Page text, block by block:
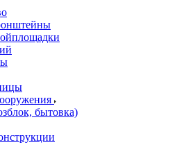
бытовка)